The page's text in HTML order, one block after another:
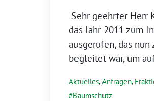
Sehr geehrter Herr
das Jahr 2011 zum
ausgerufen, das
begleitet war, um
Aktuelles,Anfragen,
Baumschutz